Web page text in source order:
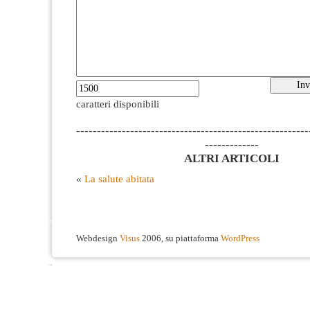
caratteri disponibili
-------------
ALTRI ARTICOLI
« La salute abitata
Webdesign Visus 2006, su piattaforma WordPress